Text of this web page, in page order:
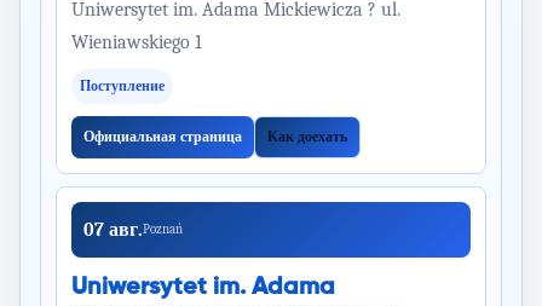
Uniwersytet im. Adama Mickiewicza ? ul.
Wieniawskiego 1
Поступление
Официальная страница Как доехать
07 авг.Poznań
Uniwersytet im. Adama